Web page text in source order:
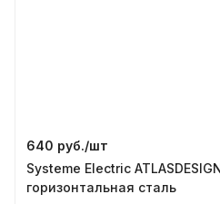
640 руб./шт
Systeme Electric
горизонтальная сталь